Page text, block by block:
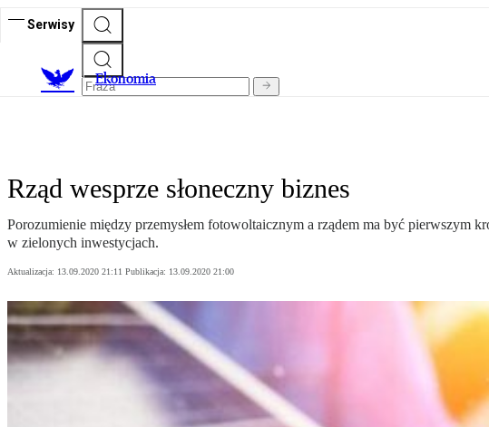
Serwisy
Ekonomia
Rząd wesprze słoneczny biznes
Porozumienie między przemysłem fotowoltaicznym a rządem ma być pierwszym
w zielonych inwestycjach.
Aktualizacja: 13.09.2020 21:11 Publikacja: 13.09.2020 21:00